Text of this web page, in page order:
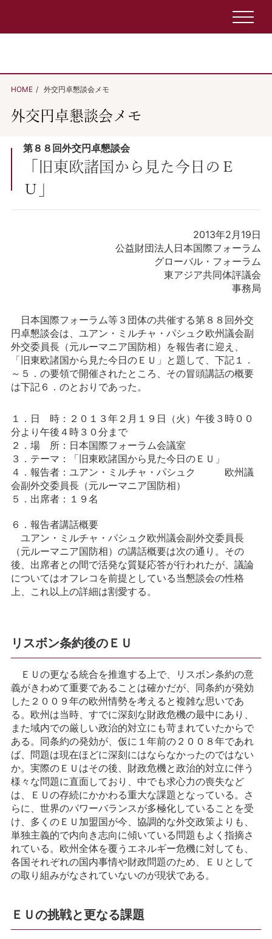
HOME 外交円卓懇談会メモ
外交円卓懇談会メモ
第８８回外交円卓懇談会
「旧東欧諸国から見た今日のＥ
Ｕ」
2013年2月19日
公益財団法人日本国際フォーラム
グローバル・フォーラム
東アジア共同体評議会
事務局
日本国際フォーラム等３団体の共催する第８８回外交
円卓懇談会は、ユアン・ミルチャ・パシュク欧州議会副
外交委員長（元ルーマニア国防相）を報告者に迎え、
「旧東欧諸国から見た今日のＥＵ」と題して、下記１．
～５．の要領で開催されたところ、その冒頭講話の概要
は下記６．のとおりであった。
１．日 時：２０１３年２月１９日（火）午後３時００
分より午後４時３０分まで
２．場 所：日本国際フォーラム会議室
３．テーマ：「旧東欧諸国から見た今日のＥＵ」
４．報告者：ユアン・ミルチャ・パシュク 欧州議
会副外交委員長（元ルーマニア国防相）
５．出席者：１９名
６．報告者講話概要
ユアン・ミルチャ・パシュク欧州議会副外交委員長
（元ルーマニア国防相）の講話概要は次の通り。その
後、出席者との間で活発な質疑応答が行われたが、議論
についてはオフレコを前提としている当懇談会の性格
上、これ以上の詳細は割愛する。
リスボン条約後のＥＵ
ＥＵの更なる統合を推進する上で、リスボン条約の意
義がきわめて重要であることは確かだが、同条約が発効
した２００９年の欧州情勢を考えると複雑な思いであ
る。欧州は当時、すでに深刻な財政危機の最中にあり、
また域内での厳しい政治的対立にも苛まれていたからで
ある。同条約の発効が、仮に１年前の２００８年であれ
ば、問題は現在ほどに深刻にはならなかったのではない
か。実際のＥＵはその後、財政危機と政治的対立に伴う
様々な問題に直面しており、中でも求心力の喪失など
は、ＥＵの存続にかかわる重大な課題となっている。さ
らに、世界のパワーバランスが多極化していることを受
け、多くのＥＵ加盟国が今、協調的な外交政策よりも、
単独主義的で内向き志向に傾いている問題もよく指摘さ
れている。欧州全体を覆うエネルギー危機に対しても、
各国それぞれの国内事情や財政問題のため、ＥＵとして
の取り組みがなされていないのが現状である。
ＥＵの挑戦と更なる課題